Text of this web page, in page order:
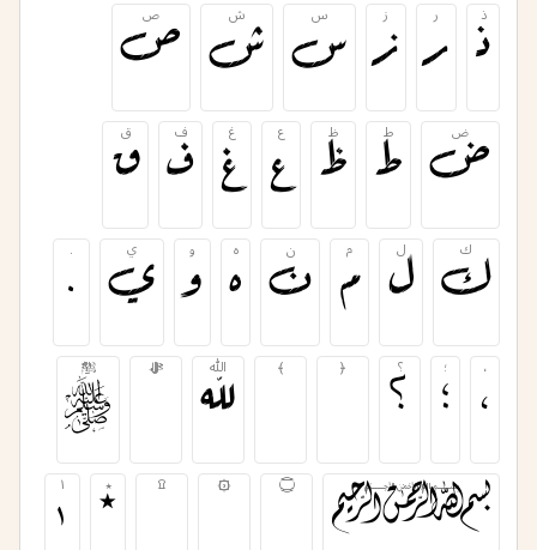
ذ
ذ
ر
ر
ز
ز
س
س
ش
ش
ص
ص
ض
ض
ط
ط
ظ
ظ
ع
ع
غ
غ
ف
ف
ق
ق
ك
ك
ل
ل
م
م
ن
ن
ه
ه
و
و
ي
ي
.
.
،
،
؛
؛
؟
؟
﴿ ﴾ ﷲ
ﷲ
ﷻ ﷺ
ﷺ
﷽
﷽
۝ ۞ ۩ ٭ ١
١